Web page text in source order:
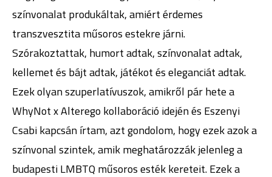
színvonalat produkáltak, amiért érdemes
transzvesztita műsoros estekre járni.
Szórakoztattak, humort adtak, színvonalat adtak,
kellemet és bájt adtak, játékot és eleganciát adtak.
Ezek olyan szuperlatívuszok, amikről pár hete a
WhyNot x Alterego kollaboráció idején és Eszenyi
Csabi kapcsán írtam, azt gondolom, hogy ezek azok a
színvonal szintek, amik meghatározzák jelenleg a
budapesti LMBTQ műsoros esték kereteit. Ezek a